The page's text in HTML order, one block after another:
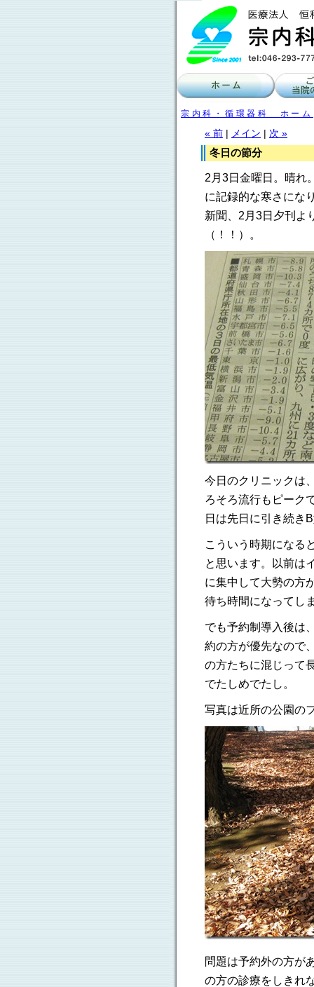
宗内科・循環器科 ホーム
« 前 メイン 次 »
冬日の節分
2月3日金曜日。晴れ
に記録的な寒さにな
新聞、2月3日夕刊よ
（！！）。
今日のクリニックは
ろそろ流行もピーク
日は先日に引き続き
こういう時期になる
と思います。以前は
に集中して大勢の方
待ち時間になってし
でも予約制導入後は
約の方が優先なので
の方たちに混じって
でたしめでたし。
写真は近所の公園の
問題は予約外の方が
の方の診療をしきれ